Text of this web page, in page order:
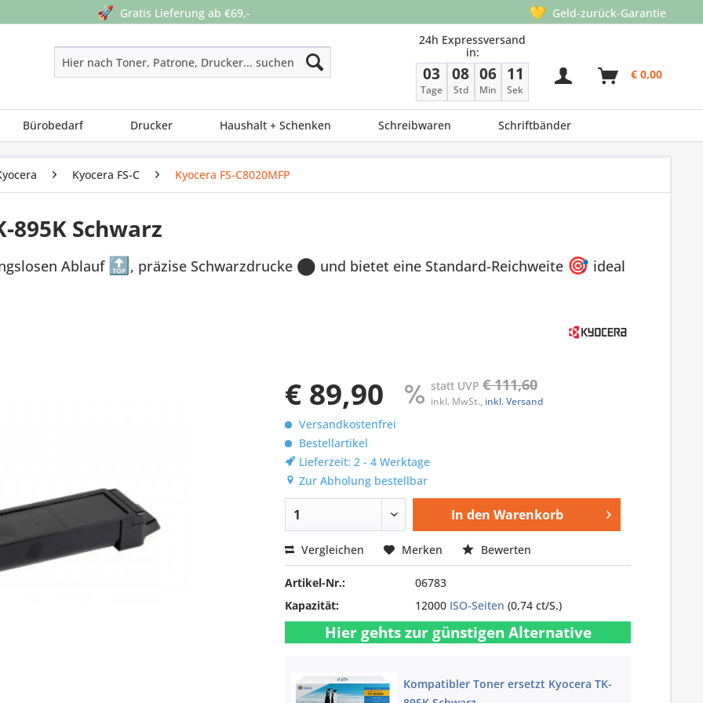
🚀 Gratis Lieferung ab €69,- 💛 Geld-zurück-Garantie
24h Expressversand
in:
03
Tage
08
Std
06
Min
11
Sek
€ 0,00
Bürobedarf Drucker Haushalt + Schenken Schreibwaren Schriftbänder
Kyocera FS-C Kyocera FS-C8020MFP
895K Schwarz
Ablauf 🔝 , präzise Schwarzdrucke ⬤ und bietet eine Standard-Reichweite 🎯 ideal
€ 89,90 statt UVP€ 111,60
inkl. MwSt., inkl. Versand
Versandkostenfrei
Bestellartikel
Lieferzeit: 2 - 4 Werktage
Zur Abholung bestellbar
In den Warenkorb
Vergleichen Merken Bewerten
Artikel-Nr.:
06783
Kapazität:
12000 ISO-Seiten (0,74 ct/S.)
Hier gehts zur günstigen Alternative
Kompatibler Toner ersetzt Kyocera TK-